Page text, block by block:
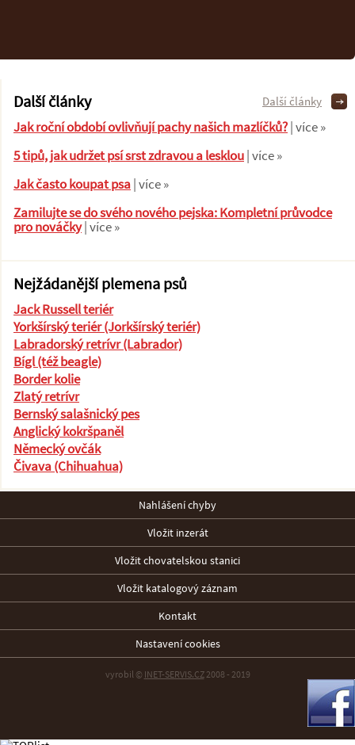
Další články
Jak roční období ovlivňují pachy našich mazlíčků?| více »
5 tipů, jak udržet psí srst zdravou a lesklou| více »
Jak často koupat psa| více »
Zamilujte se do svého nového pejska: Kompletní průvodce
pro nováčky| více »
Další články
Nejžádanější plemena psů
Jack Russell teriér
Yorkšírský teriér (Jorkšírský teriér)
Labradorský retrívr (Labrador)
Bígl (též beagle)
Border kolie
Zlatý retrívr
Bernský salašnický pes
Anglický kokršpaněl
Německý ovčák
Čivava (Chihuahua)
Nahlášení chyby
Vložit inzerát
Vložit chovatelskou stanici
Vložit katalogový záznam
Kontakt
Nastavení cookies
vyrobil © INET-SERVIS.CZ2008 - 2019